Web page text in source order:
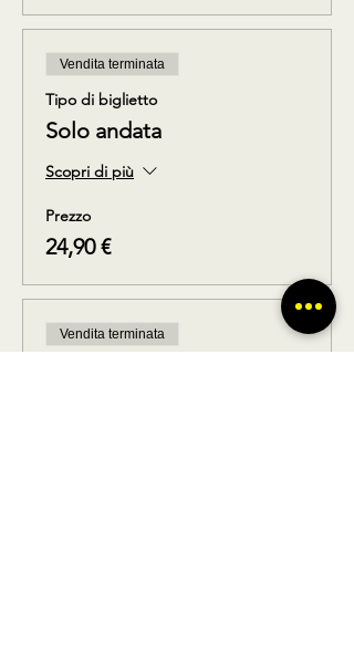
Vendita terminata
Tipo di biglietto
Solo andata
Scopri di più
Prezzo
24,90 €
Vendita terminata